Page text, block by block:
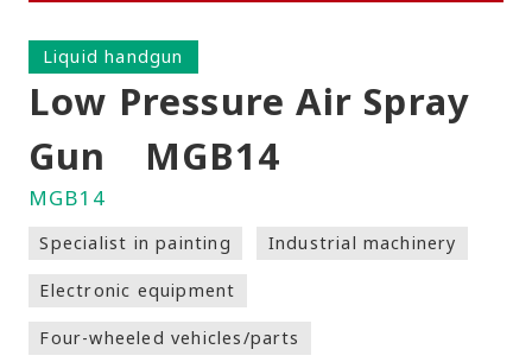
Liquid handgun
Low Pressure Air Spray
Gun MGB14
MGB14
Specialist in painting Industrial machinery
Electronic equipment
Four-wheeled vehicles/parts